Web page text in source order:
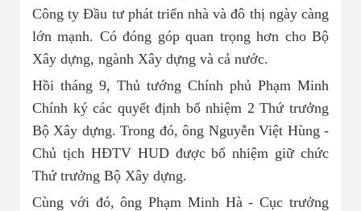
Công ty Đầu tư phát triển nhà và đô thị ngày càng
lớn mạnh. Có đóng góp quan trọng hơn cho Bộ
Xây dựng, ngành Xây dựng và cả nước.
Hồi tháng 9, Thủ tướng Chính phủ Phạm Minh
Chính ký các quyết định bổ nhiệm 2 Thứ trưởng
Bộ Xây dựng. Trong đó, ông Nguyễn Việt Hùng -
Chủ tịch HĐTV HUD được bổ nhiệm giữ chức
Thứ trưởng Bộ Xây dựng.
Cùng với đó, ông Phạm Minh Hà - Cục trưởng